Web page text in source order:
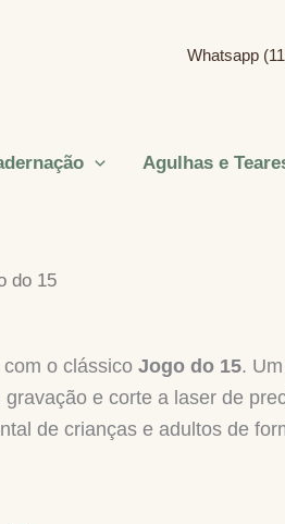
Whatsapp
Agulhas e
do 15
com o clássicoJogo do 15.
e corte a laser de
de crianças e adultos de